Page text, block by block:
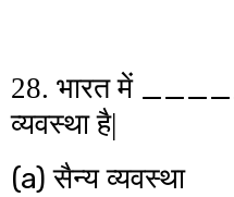
28. भारत में
व्यवस्था है|
(a)सैन्य व्यवस्था